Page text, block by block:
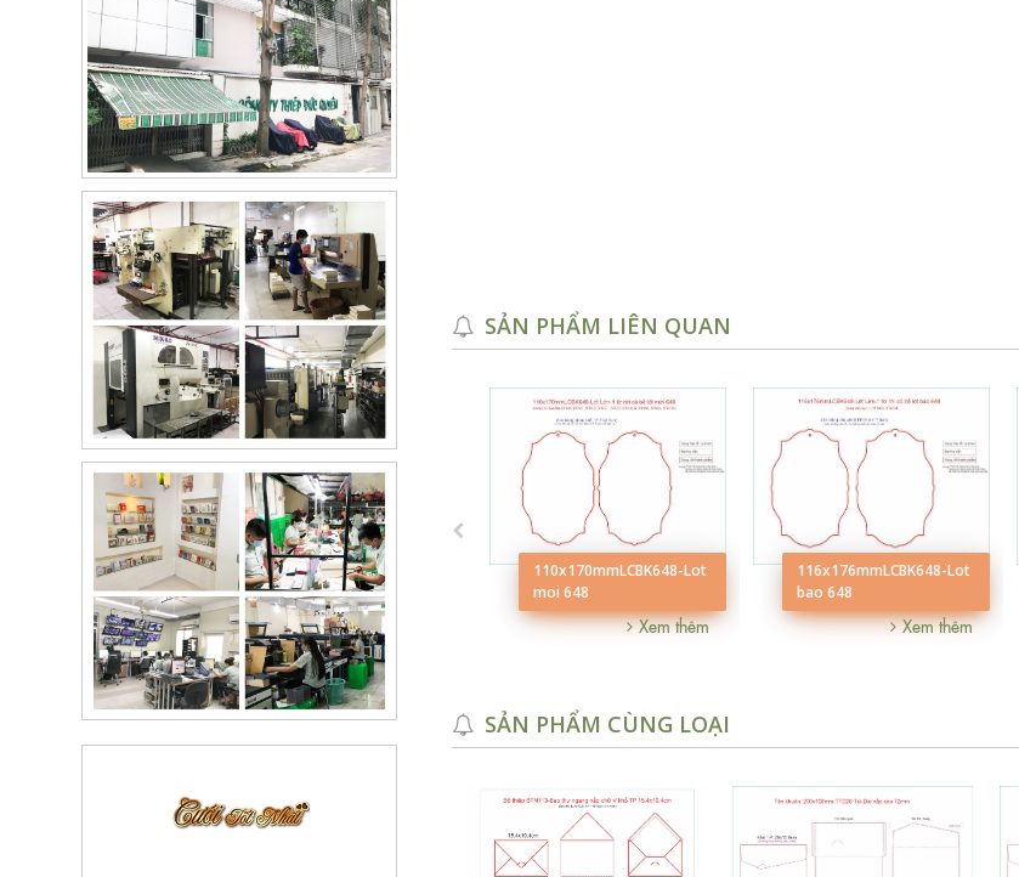
SẢN PHẨM LIÊN QUAN
285x200mm-AGCDL
Xem thêm
112x155mm-L2TCBC4
Xem thêm
110x170mmLCBK648-Lot
moi 648
Xem thêm
116x176mmLCBK648-Lot
bao 648
Xem thêm
SẢN PHẨM CÙNG LOẠI